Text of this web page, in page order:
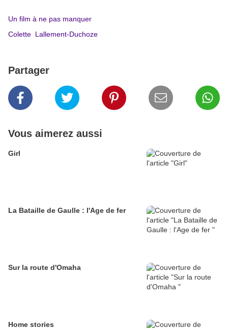
Un film à ne pas manquer
Colette Lallement-Duchoze
Partager
Vous aimerez aussi
Girl
La Bataille de Gaulle : l'Age de fer
Sur la route d'Omaha
Home stories